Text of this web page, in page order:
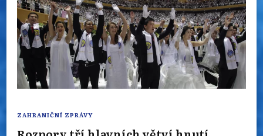
ZAHRANIČNÍ ZPRÁVY